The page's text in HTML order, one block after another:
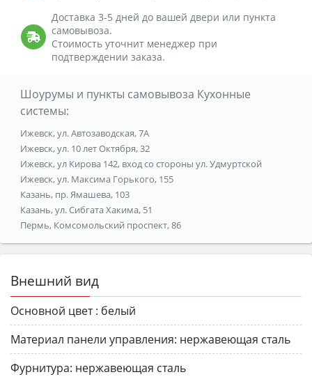
Доставка 3-5 дней до вашей двери или пункта
самовывоза.
Стоимость уточнит менеджер при
подтверждении заказа.
Шоурумы и пункты самовывоза Кухонные
системы:
Ижевск, ул. Автозаводская, 7А
Ижевск, ул. 10 лет Октября, 32
Ижевск, ул Кирова 142, вход со стороны ул. Удмуртской
Ижевск, ул. Максима Горького, 155
Казань, пр. Ямашева, 103
Казань, ул. Сибгата Хакима, 51
Пермь, Комсомольский проспект, 86
Внешний вид
Основной цвет : белый
Материал панели управления: нержавеющая сталь
Фурнитура: нержавеющая сталь